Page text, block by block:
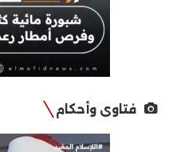
فتاوى وأحكام